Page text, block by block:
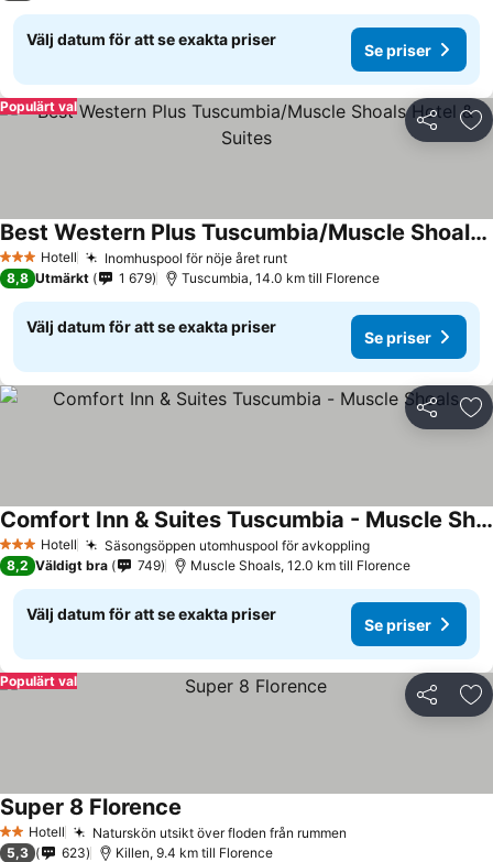
Välj datum för att se exakta priser
Se priser
Dela
Populärt val
3 StjärnorHotell Inomhuspool för nöje året runt
Best Western Plus Tuscumbia/Muscle Shoals Hotel & Suites
8,8 Utmärkt 1 679 Tuscumbia, 14.0 km till Florence
Välj datum för att se exakta priser
Se priser
Dela
3 StjärnorHotell Säsongsöppen utomhuspool för avkoppling
Comfort Inn & Suites Tuscumbia - Muscle Shoals
8,2 Väldigt bra 749 Muscle Shoals, 12.0 km till Florence
Välj datum för att se exakta priser
Se priser
Dela
Populärt val
2 Stjärnor
Hotell Naturskön utsikt över floden från rummen
Super 8 Florence
5,3 623 Killen, 9.4 km till Florence